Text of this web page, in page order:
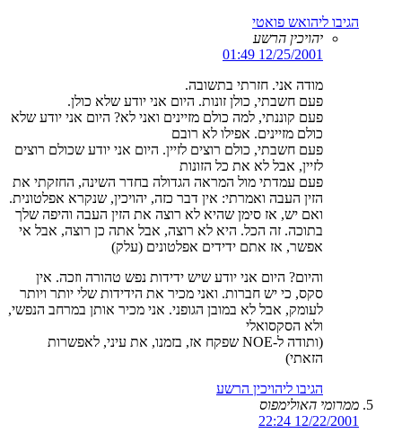
הגיבו ליהואש פואטי
יהויכין הרשע
12/25/2001 01:49
מודה אני. חזרתי בתשובה.
פעם חשבתי, כולן זונות. היום אני יודע שלא כולן.
פעם קוננתי, למה כולם מזיינים ואני לא? היום אני יודע שלא
כולם מזיינים. אפילו לא רובם
פעם חשבתי, כולם רוצים לזיין. היום אני יודע שכולם רוצים
לזיין, אבל לא את כל הזונות
פעם עמדתי מול המראה הגדולה בחדר השינה, החזקתי את
הזין העבה ואמרתי: אין דבר כזה, יהויכין, שנקרא אפלטונית.
ואם יש, אז סימן שהיא לא רוצה את הזין העבה והיפה שלך
בתוכה. זה הכל. היא לא רוצה, אבל אתה כן רוצה, אבל אי
אפשר, אז אתם ידידים אפלטונים (עלק)
והיום? היום אני יודע שיש ידידות נפש טהורה וזכה. אין
סקס, כי יש חברות. ואני מכיר את הידידות שלי יותר ויותר
לעומק, אבל לא במובן הגופני. אני מכיר אותן במרחב הנפשי,
ולא הסקסואלי
(ותודה ל-NOE שפקח אז, בזמנו, את עיני, לאפשרות
הזאתי)
הגיבו ליהויכין הרשע
ממרומי האולימפוס
12/22/2001 22:24